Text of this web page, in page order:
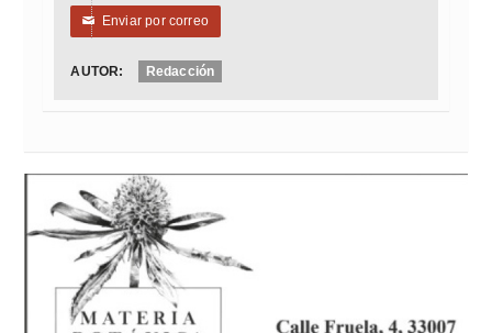
✉ Enviar por correo
AUTOR: Redacción